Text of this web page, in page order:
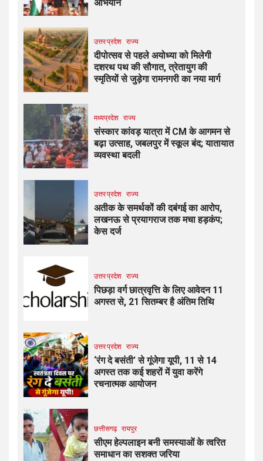
अभियान
उत्तर प्रदेश राज्य
दीपोत्सव से पहले अयोध्या को मिलेगी
दशरथ पथ की सौगात, त्रेतायुग की
स्मृतियों से जुड़ेगा रामनगरी का नया मार्ग
मध्यप्रदेश राज्य
संस्कार कांवड़ यात्रा में CM के आगमन से
बढ़ा उत्साह, जबलपुर में स्कूल बंद; यातायात
व्यवस्था बदली
उत्तर प्रदेश राज्य
अतीक के समर्थकों की दबंगई का आरोप,
लखनऊ से प्रयागराज तक मचा हड़कंप;
केस दर्ज
उत्तर प्रदेश राज्य
पिछड़ा वर्ग छात्रवृत्ति के लिए आवेदन 11
अगस्त से, 21 सितम्बर है अंतिम तिथि
उत्तर प्रदेश राज्य
‘रंग दे बसंती’ से गूंजेगा यूपी, 11 से 14
अगस्त तक कई शहरों में युवा करेंगे
रचनात्मक आयोजन
छत्तीसगढ़ रायपुर
सीएम हेल्पलाइन बनी समस्याओं के त्वरित
समाधान का सशक्त जरिया